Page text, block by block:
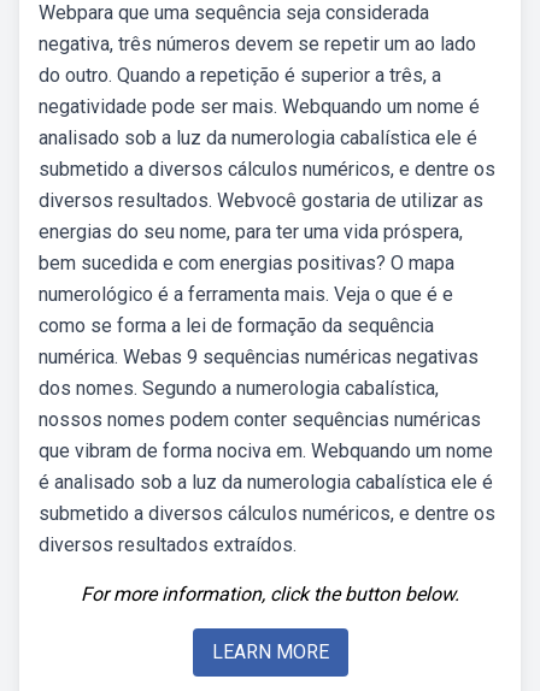
Webpara que uma sequência seja considerada
negativa, três números devem se repetir um ao lado
do outro. Quando a repetição é superior a três, a
negatividade pode ser mais. Webquando um nome é
analisado sob a luz da numerologia cabalística ele é
submetido a diversos cálculos numéricos, e dentre os
diversos resultados. Webvocê gostaria de utilizar as
energias do seu nome, para ter uma vida próspera,
bem sucedida e com energias positivas? O mapa
numerológico é a ferramenta mais. Veja o que é e
como se forma a lei de formação da sequência
numérica. Webas 9 sequências numéricas negativas
dos nomes. Segundo a numerologia cabalística,
nossos nomes podem conter sequências numéricas
que vibram de forma nociva em. Webquando um nome
é analisado sob a luz da numerologia cabalística ele é
submetido a diversos cálculos numéricos, e dentre os
diversos resultados extraídos.
For more information, click the button below.
LEARN MORE